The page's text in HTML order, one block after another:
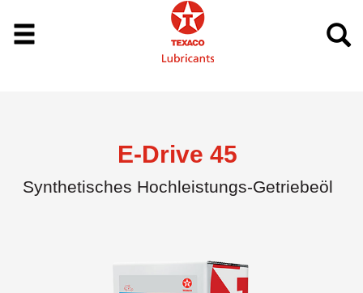
E-Drive 45
Synthetisches Hochleistungs-Getriebeöl